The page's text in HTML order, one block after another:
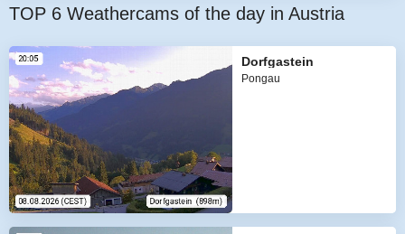
TOP 6 Weathercams of the day in Austria
Dorfgastein
Pongau